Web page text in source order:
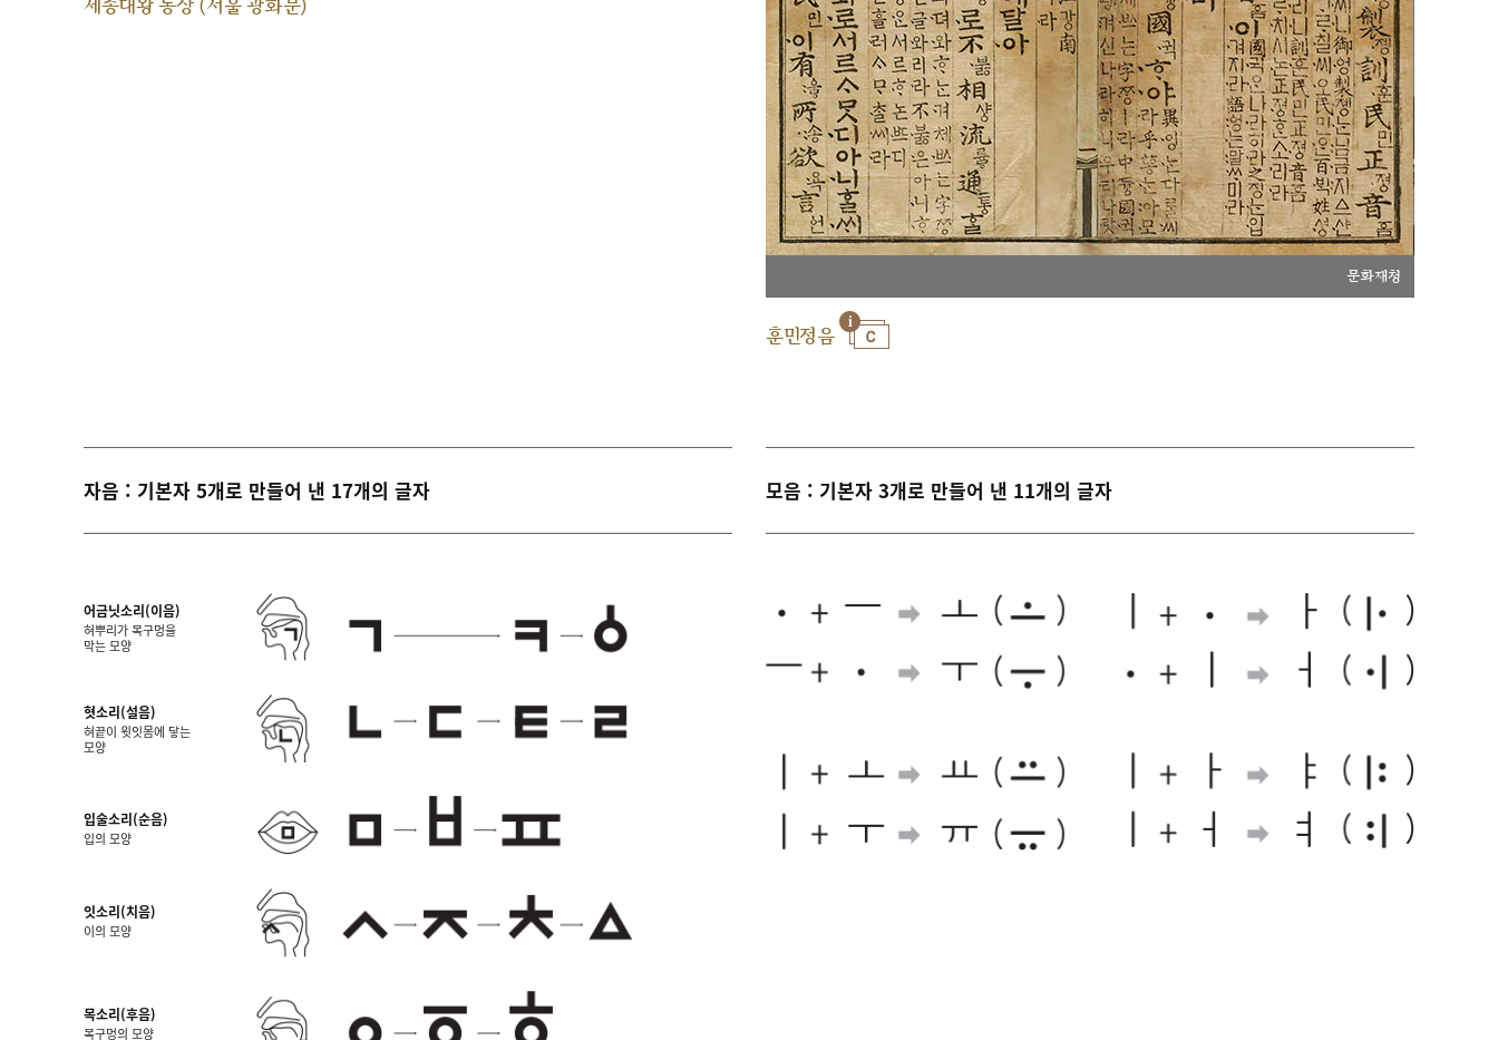
세종대왕 동상 (서울 광화문)
문화재청
훈민정음
자음 : 기본자 5개로 만들어 낸 17개의 글자
어금닛소리(이음)
혀뿌리가 목구멍을
막는 모양
혓소리(설음)
혀끝이 윗잇몸에 닿는
모양
입술소리(순음)
입의 모양
잇소리(치음)
이의 모양
목소리(후음)
목구멍의 모양
모음 : 기본자 3개로 만들어 낸 11개의 글자